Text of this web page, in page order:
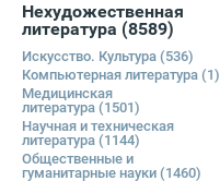
Нехудожественная
литература (8589)
Искусство. Культура (536)
Компьютерная литература (1)
Медицинская
литература (1501)
Научная и техническая
литература (1144)
Общественные и
гуманитарные науки (1460)